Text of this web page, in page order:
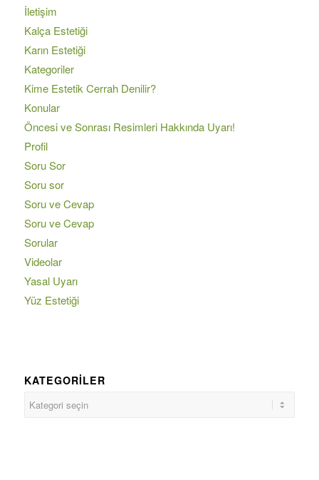
İletişim
Kalça Estetiği
Karın Estetiği
Kategoriler
Kime Estetik Cerrah Denilir?
Konular
Öncesi ve Sonrası Resimleri Hakkında Uyarı!
Profil
Soru Sor
Soru sor
Soru ve Cevap
Soru ve Cevap
Sorular
Videolar
Yasal Uyarı
Yüz Estetiği
KATEGORILER